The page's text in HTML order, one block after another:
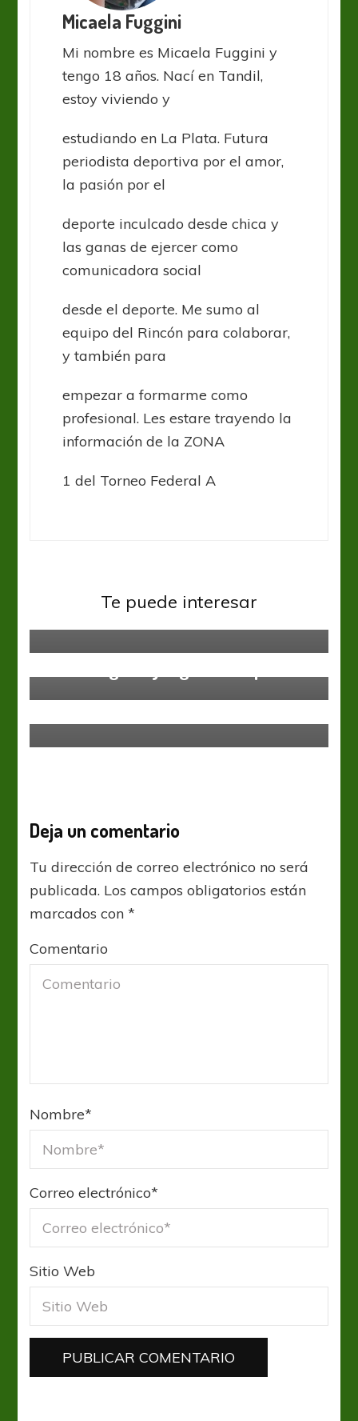
Micaela Fuggini
Mi nombre es Micaela Fuggini y
tengo 18 años. Nací en Tandil,
estoy viviendo y
estudiando en La Plata. Futura
periodista deportiva por el amor,
la pasión por el
deporte inculcado desde chica y
las ganas de ejercer como
comunicadora social
desde el deporte. Me sumo al
equipo del Rincón para colaborar,
y también para
empezar a formarme como
profesional. Les estare trayendo la
información de la ZONA
1 del Torneo Federal A
Te puede interesar
La Academia mira a todos desde
Deja un comentario
Tu dirección de correo electrónico no será
publicada. Los campos obligatorios están
marcados con*
Comentario
Nombre*
Correo electrónico*
Sitio Web